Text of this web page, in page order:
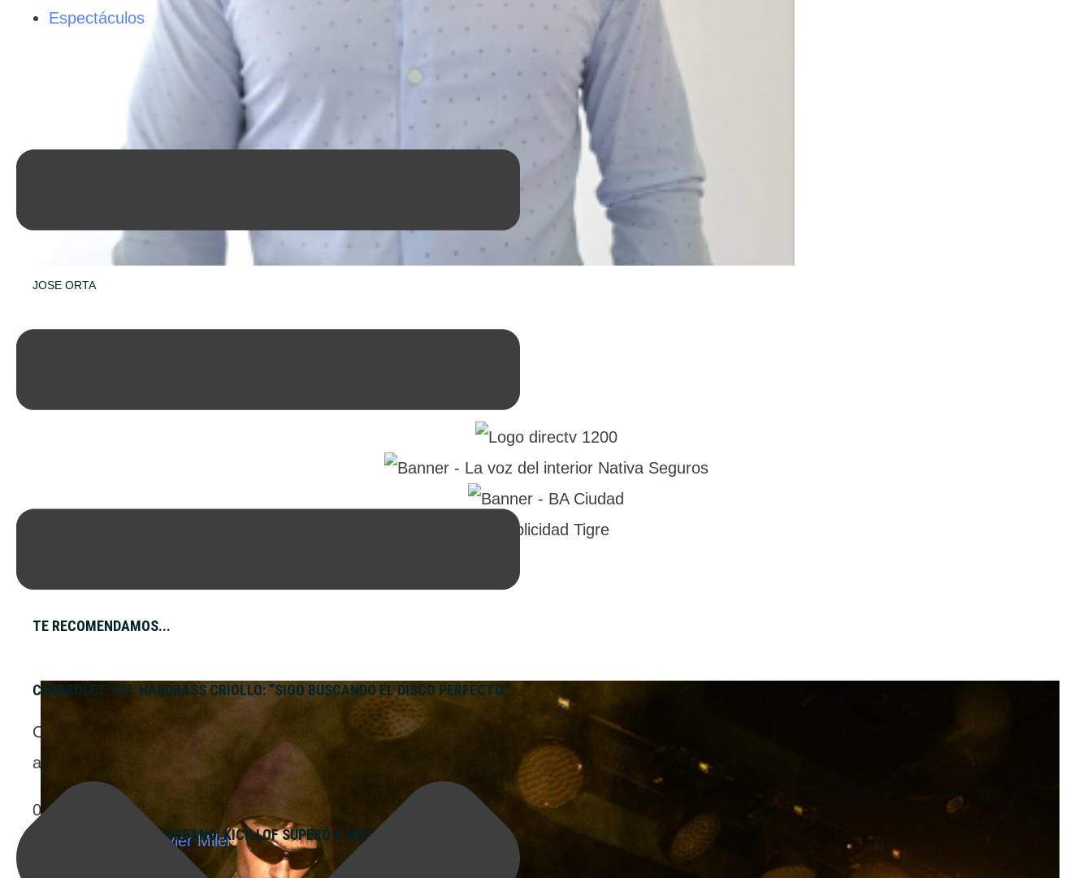
Espectáculos
JOSE ORTA
TE RECOMENDAMOS...
CHEBROLET Y EL HARDBASS CRIOLLO: “SIGO BUSCANDO EL DISCO PERFECTO”
Chebrolet repasa el surgimiento de “Renault 12”, la explosión de su propuesta y la síntesis entre la electrónica rusa y la cultura popular
argentina. Un recorrido por sus alter egos, su dinámica independiente y su búsqueda sonora.
07/08/2026
ENCUESTA EN EL CONURBANO: KICILLOF SUPERÓ A MILEI 21 A 3